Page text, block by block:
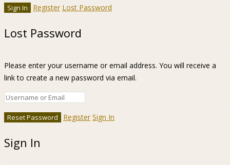
Register Lost Password
Lost Password
Please enter your username or email address. You will receive a
link to create a new password via email.
Register Sign In
Sign In